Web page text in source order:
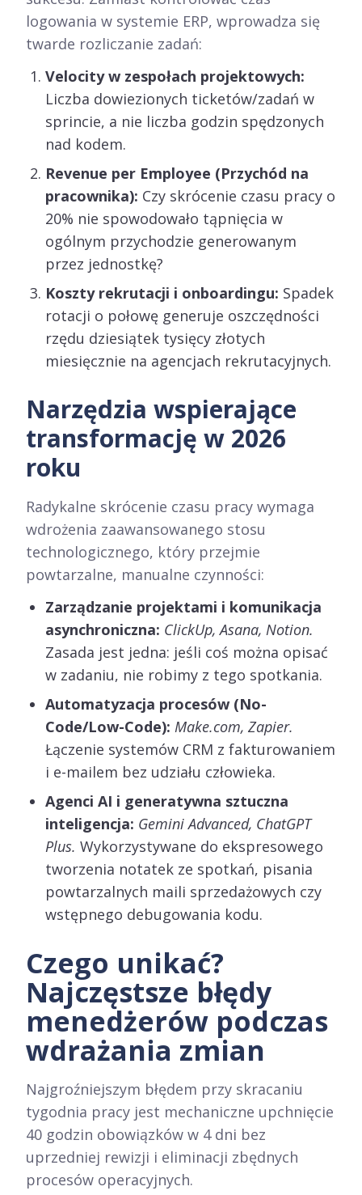
logowania w systemie ERP, wprowadza się
twarde rozliczanie zadań:
Velocity w zespołach projektowych:
Liczba dowiezionych ticketów/zadań w
sprincie, a nie liczba godzin spędzonych
nad kodem.
Revenue per Employee (Przychód na
pracownika): Czy skrócenie czasu pracy o
20% nie spowodowało tąpnięcia w
ogólnym przychodzie generowanym
przez jednostkę?
Koszty rekrutacji i onboardingu: Spadek
rotacji o połowę generuje oszczędności
rzędu dziesiątek tysięcy złotych
miesięcznie na agencjach rekrutacyjnych.
Narzędzia wspierające
transformację w 2026
roku
Radykalne skrócenie czasu pracy wymaga
wdrożenia zaawansowanego stosu
technologicznego, który przejmie
powtarzalne, manualne czynności:
Zarządzanie projektami i komunikacja
asynchroniczna: ClickUp, Asana, Notion.
Zasada jest jedna: jeśli coś można opisać
w zadaniu, nie robimy z tego spotkania.
Automatyzacja procesów (No-
Code/Low-Code): Make.com, Zapier.
Łączenie systemów CRM z fakturowaniem
i e-mailem bez udziału człowieka.
Agenci AI i generatywna sztuczna
inteligencja: Gemini Advanced, ChatGPT
Plus. Wykorzystywane do ekspresowego
tworzenia notatek ze spotkań, pisania
powtarzalnych maili sprzedażowych czy
wstępnego debugowania kodu.
Czego unikać?
Najczęstsze błędy
menedżerów podczas
wdrażania zmian
Najgroźniejszym błędem przy skracaniu
tygodnia pracy jest mechaniczne upchnięcie
40 godzin obowiązków w 4 dni bez
uprzedniej rewizji i eliminacji zbędnych
procesów operacyjnych.